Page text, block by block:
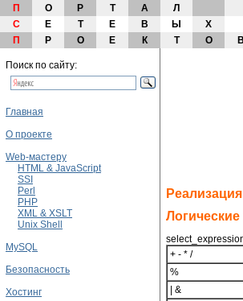
П О Р Т А
Л
С
Е Т Е В Ы
Х
П
Р О Е К Т О В
Поиск по сайту:
Главная
О проекте
Web-мастеру
HTML & JavaScript
SSI
Perl
PHP
XML & XSLT
Unix Shell
MySQL
Безопасность
Хостинг
+ - * /
%
| &